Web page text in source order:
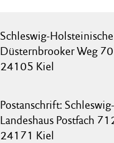
Schleswig-
Düsternbrooker Weg 70
24105 Kiel
Postanschrift:
Landeshaus Postfach
24171 Kiel